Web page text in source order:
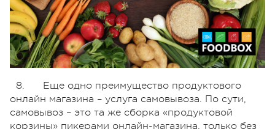
8. Еще одно преимущество продуктового
онлайн магазина – услуга самовывоза. По сути,
самовывоз – это та же сборка «продуктовой
корзины» пикерами онлайн-магазина, только без